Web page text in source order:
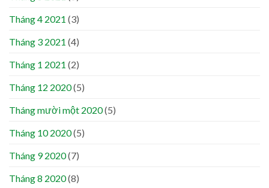
Tháng 4 2021 (3)
Tháng 3 2021 (4)
Tháng 1 2021 (2)
Tháng 12 2020(5)
Tháng mười một 2020(5)
Tháng 10 2020(5)
Tháng 9 2020(7)
Tháng 8 2020(8)